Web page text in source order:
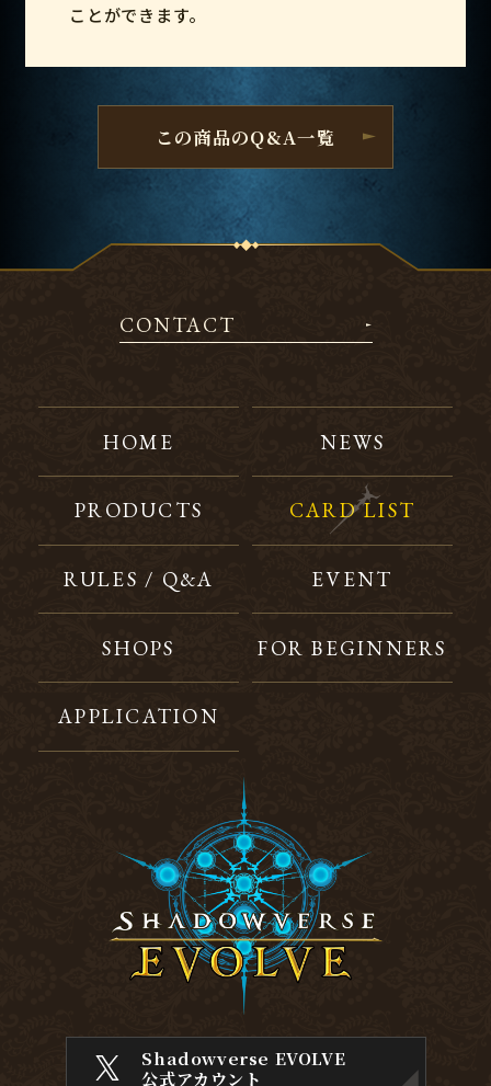
ことができます。
この商品のQ&A一覧
CONTACT
HOME NEWS
PRODUCTS CARD LIST
RULES / Q&A EVENT
SHOPS FOR BEGINNERS
APPLICATION
Shadowverse EVOLVE
公式アカウント